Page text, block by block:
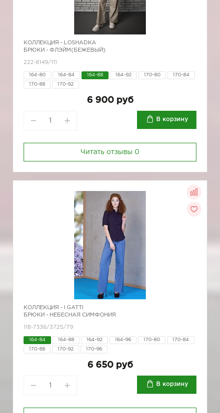
КОЛЛЕКЦИЯ - LOSHADKA
БРЮКИ - ФЛЭЙМ(БЕЖЕВЫЙ)
222-8149/111
164-80 164-84 164-88 164-92 170-80 170-84
170-88 170-92
6 900 руб
В корзину
Читать отзывы 0
КОЛЛЕКЦИЯ -
I GATTI
БРЮКИ - НЕБЕСНАЯ СИМФОНИЯ
118-7336/3725/79
164-84 164-88 164-92 164-96 170-80 170-84
170-88 170-92 170-96
6 650 руб
В корзину